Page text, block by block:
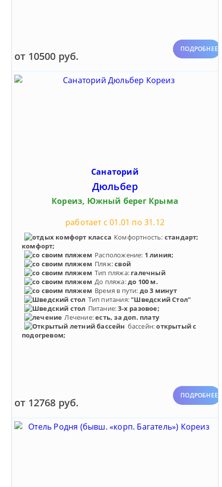
от 10500 руб.
ПОДРОБНЕЕ
Санаторий
Дюльбер
Кореиз, Южный берег Крыма
работает с 01.01 по 31.12
Комфортность: стандарт;
комфорт;
Расположение: 1 линия;
Пляж:свой
Тип пляжа: галечный
До пляжа:до 100 м.
Время в пути: до 3 минут
Тип питания: "Шведский Стол"
Питание:3-х разовое;
Лечение:есть, за доп. плату
бассейн:открытый с
подогревом;
от 12768 руб.
ПОДРОБНЕЕ